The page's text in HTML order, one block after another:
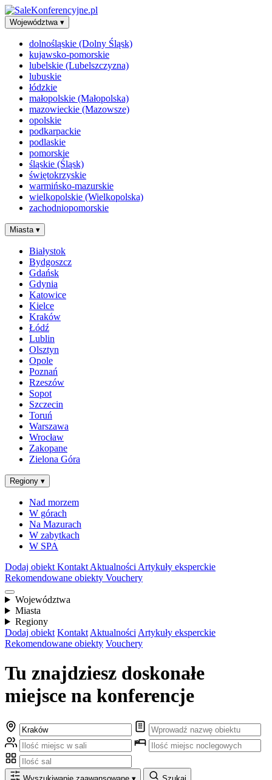
Województwa ▾
dolnośląskie (Dolny Śląsk)
kujawsko-pomorskie
lubelskie (Lubelszczyzna)
lubuskie
łódzkie
małopolskie (Małopolska)
mazowieckie (Mazowsze)
opolskie
podkarpackie
podlaskie
pomorskie
śląskie (Śląsk)
świętokrzyskie
warmińsko-mazurskie
wielkopolskie (Wielkopolska)
zachodniopomorskie
Miasta ▾
Białystok
Bydgoszcz
Gdańsk
Gdynia
Katowice
Kielce
Kraków
Łódź
Lublin
Olsztyn
Opole
Poznań
Rzeszów
Sopot
Szczecin
Toruń
Warszawa
Wrocław
Zakopane
Zielona Góra
Regiony ▾
Nad morzem
W górach
Na Mazurach
W zabytkach
W SPA
Dodaj obiekt Kontakt Aktualności Artykuły eksperckie
Rekomendowane obiekty Vouchery
Województwa
Miasta
Regiony
Dodaj obiekt Kontakt Aktualności Artykuły eksperckie
Rekomendowane obiekty Vouchery
Tu znajdziesz doskonałe
miejsce na konferencje